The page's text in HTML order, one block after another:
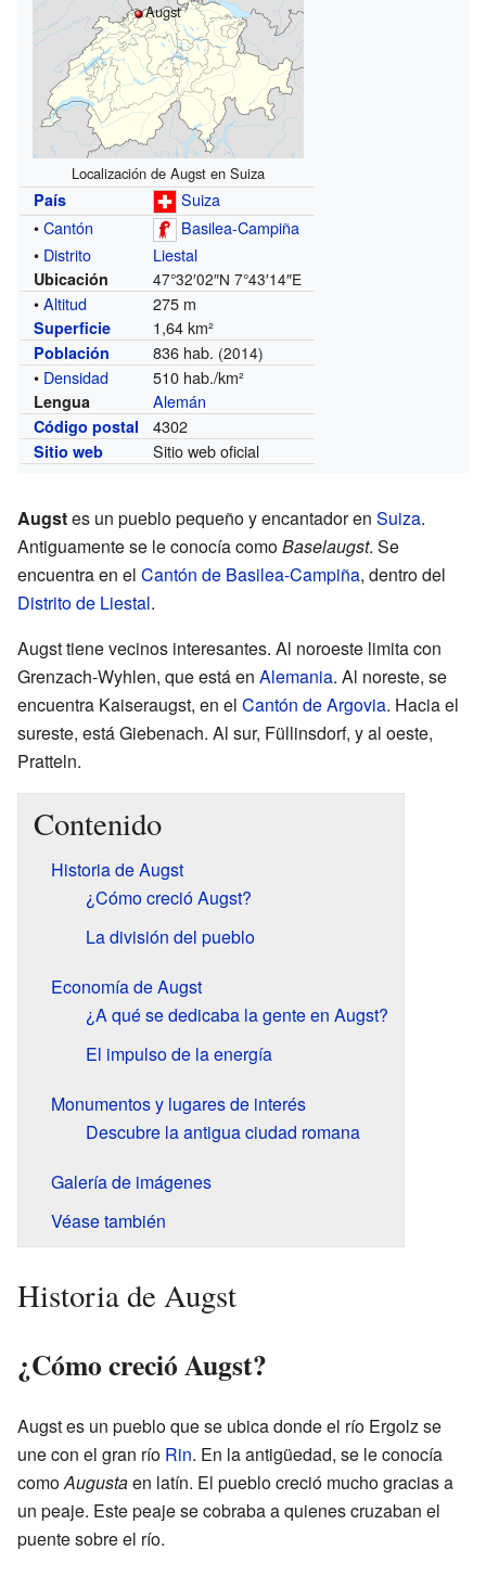
Augst
Localización de Augst en Suiza
País
Suiza
•Cantón
Basilea-Campiña
• Distrito Liestal
Ubicación 47°32′02″N 7°43′14″E
•Altitud 275 m
Superficie 1,64 km²
Población 836 hab. (2014)
• Densidad 510 hab./km²
Lengua Alemán
Código postal 4302
Sitio web Sitio web oficial
Augstes un pueblo pequeño y encantador en Suiza.
Antiguamente se le conocía comoBaselaugst. Se
encuentra en el Cantón de Basilea-Campiña, dentro del
Distrito de Liestal.
Augst tiene vecinos interesantes. Al noroeste limita con
Grenzach-Wyhlen, que está en Alemania. Al noreste, se
encuentra Kaiseraugst, en el Cantón de Argovia. Hacia el
sureste, está Giebenach. Al sur, Füllinsdorf, y al oeste,
Pratteln.
Contenido
Historia de Augst
¿Cómo creció Augst?
La división del pueblo
Economía de Augst
¿A qué se dedicaba la gente en Augst?
El impulso de la energía
Monumentos y lugares de interés
Descubre la antigua ciudad romana
Galería de imágenes
Véase también
Historia de Augst
¿Cómo creció Augst?
Augst es un pueblo que se ubica donde el río Ergolz se
une con el gran río Rin. En la antigüedad, se le conocía
comoAugustaen latín. El pueblo creció mucho gracias a
un peaje. Este peaje se cobraba a quienes cruzaban el
puente sobre el río.